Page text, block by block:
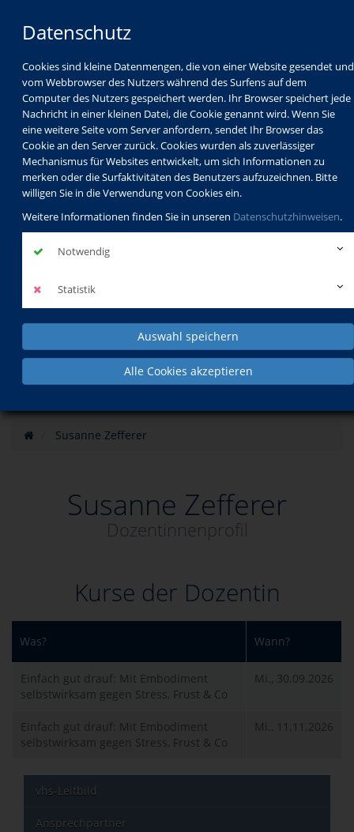
Datenschutz
Cookies sind kleine Datenmengen, die von einer Website gesendet und
vom Webbrowser des Nutzers während des Surfens auf dem
Computer des Nutzers gespeichert werden. Ihr Browser speichert jede
Nachricht in einer kleinen Datei, die Cookie genannt wird. Wenn Sie
eine weitere Seite vom Server anfordern, sendet Ihr Browser das
Cookie an den Server zurück. Cookies wurden als zuverlässiger
Mechanismus für Websites entwickelt, um sich Informationen zu
merken oder die Surfaktivitäten des Benutzers aufzuzeichnen. Bitte
willigen Sie in die Verwendung von Cookies ein.
Weitere Informationen finden Sie in unseren Datenschutzhinweisen.
Notwendig
Statistik
Auswahl speichern
Alle Cookies akzeptieren
Programm
Schulabschlüsse
Schulkindbetreuung
Service
Susanne Zefferer
Susanne Zefferer
Dozentinnenprofil
Kurse der Dozentin
Was? Wann?
Einfach gut drauf: Mit Embodiment
selbstwirksam gegen Stress, Frust & Co
Mi., 30.09.2026
Einfach gut drauf: Mit Embodiment
selbstwirksam gegen Stress, Frust & Co
Mi., 11.11.2026
vhs-Leitbild
Ansprechpartner